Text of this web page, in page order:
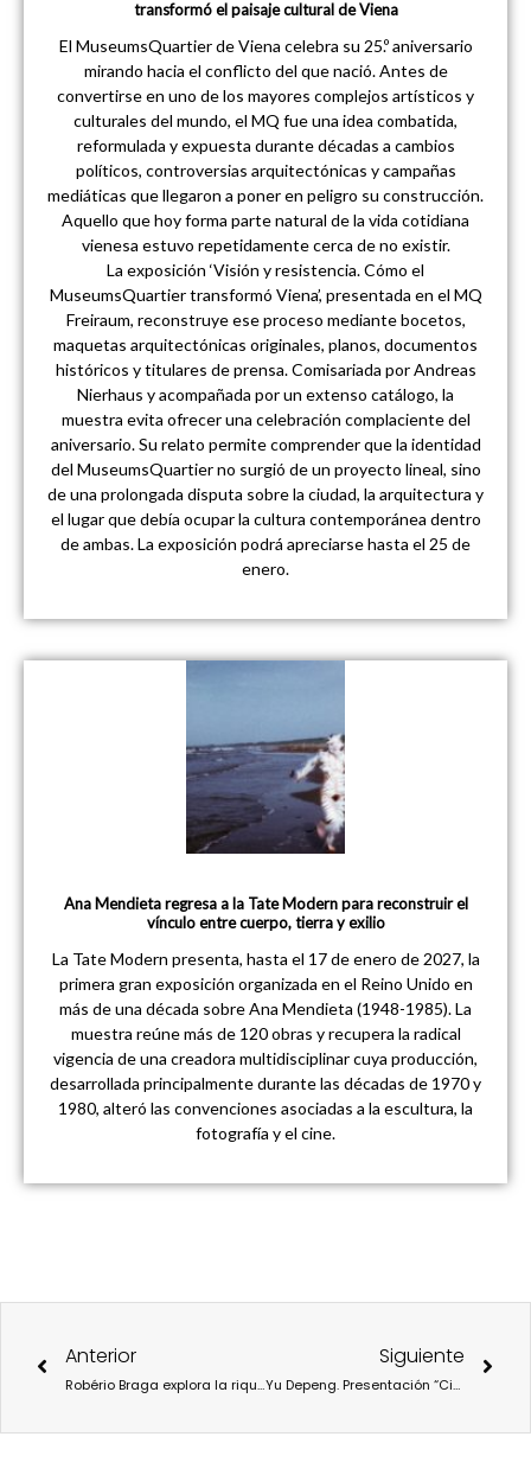
transformó el paisaje cultural de Viena
El MuseumsQuartier de Viena celebra su 25.º aniversario
mirando hacia el conflicto del que nació. Antes de
convertirse en uno de los mayores complejos artísticos y
culturales del mundo, el MQ fue una idea combatida,
reformulada y expuesta durante décadas a cambios
políticos, controversias arquitectónicas y campañas
mediáticas que llegaron a poner en peligro su construcción.
Aquello que hoy forma parte natural de la vida cotidiana
vienesa estuvo repetidamente cerca de no existir.
La exposición ‘Visión y resistencia. Cómo el
MuseumsQuartier transformó Viena’, presentada en el MQ
Freiraum, reconstruye ese proceso mediante bocetos,
maquetas arquitectónicas originales, planos, documentos
históricos y titulares de prensa. Comisariada por Andreas
Nierhaus y acompañada por un extenso catálogo, la
muestra evita ofrecer una celebración complaciente del
aniversario. Su relato permite comprender que la identidad
del MuseumsQuartier no surgió de un proyecto lineal, sino
de una prolongada disputa sobre la ciudad, la arquitectura y
el lugar que debía ocupar la cultura contemporánea dentro
de ambas. La exposición podrá apreciarse hasta el 25 de
enero.
Ana Mendieta regresa a la Tate Modern para reconstruir el
vínculo entre cuerpo, tierra y exilio
La Tate Modern presenta, hasta el 17 de enero de 2027, la
primera gran exposición organizada en el Reino Unido en
más de una década sobre Ana Mendieta (1948-1985). La
muestra reúne más de 120 obras y recupera la radical
vigencia de una creadora multidisciplinar cuya producción,
desarrollada principalmente durante las décadas de 1970 y
1980, alteró las convenciones asociadas a la escultura, la
fotografía y el cine.
Anterior
Robério Braga explora la riqueza Cultural de África Oriental a través de la exposición “Luz Negra”
Siguiente
Yu Depeng. Presentación “Cielo redondo y tierra cuadrada (天圆地方)”